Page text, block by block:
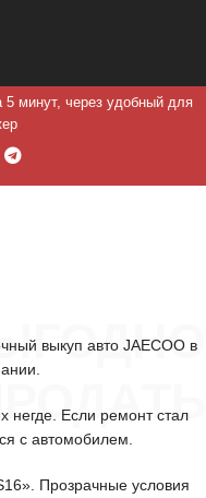
5 минут, через удобный для
выкуп авто JAECOO в
негде. Если ремонт стал
с автомобилем.
Прозрачные условия